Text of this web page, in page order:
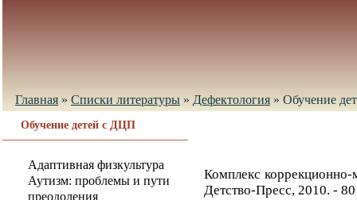
Главная » Списки литературы » Дефектология » Обучение
Обучение детей с ДЦП
Адаптивная физкультура
Аутизм: проблемы и пути
преодоления
Комплекс
Детство-Пресс, 2010. -